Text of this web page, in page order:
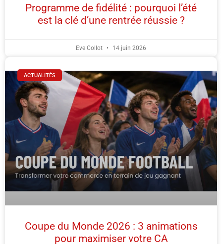
Programme de fidélité : pourquoi l’été
est la clé d’une rentrée réussie ?
Eve Collot 14 juin 2026
ACTUALITÉS
Coupe du Monde 2026 : 3 animations
pour maximiser votre CA